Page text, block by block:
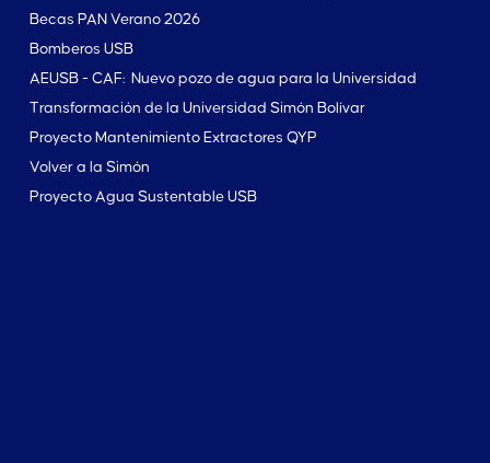
Becas PAN Verano 2026
Bomberos USB
AEUSB - CAF: Nuevo pozo de agua para la Universidad
Transformación de la Universidad Simón Bolívar
Proyecto Mantenimiento Extractores QYP
Volver a la Simón
Proyecto Agua Sustentable USB